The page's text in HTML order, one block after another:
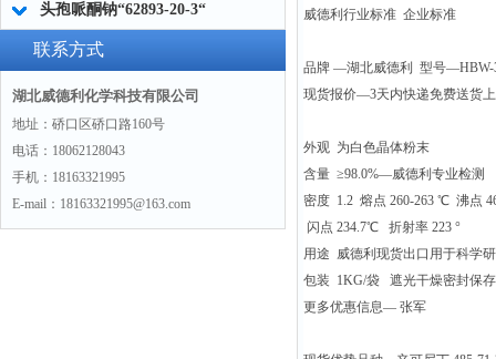
头孢哌酮钠“62893-20-3“
联系方式
湖北威德利化学科技有限公司
地址：硚口区硚口路160号
电话：18062128043
手机：18163321995
E-mail：18163321995@163.com
威德利行业标准 企业标准
品牌 —湖北威德利 型号
现货报价—3天内快递免费送货
外观 为白色晶体粉末
含量 ≥98.0%—威德利专业检测
密度 1.2 熔点 260-263 ℃ 沸点
闪点 234.7℃ 折射率 223 °
用途 威德利现货出口用于科学
包装 1KG/袋 遮光干燥密封保
更多优惠信息— 张军